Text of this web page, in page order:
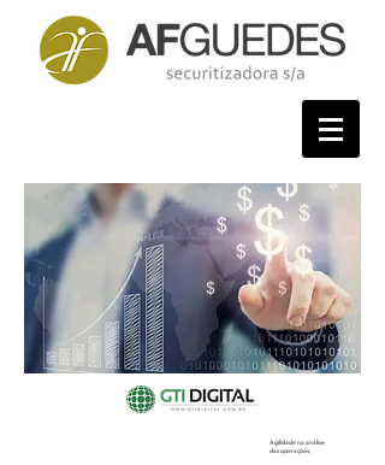
Agilidade na análise
das operações;